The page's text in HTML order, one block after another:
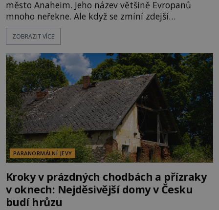
město Anaheim. Jeho název většině Evropanů
mnoho neřekne. Ale když se zmíní zdejší
Disneyland, je hned jasno. Zábavní park vyroste na
poklidném místě bývalého sadu pomerančovníků.
kolem 17 000 000 zábavychtivých lidí ročně. A ač je
velká snaha to utajit, někteří z
ZOBRAZIT VÍCE
PARANORMÁLNÍ JEVY
Kroky v prázdných chodbách a přízraky
v oknech: Nejděsivější domy v Česku
budí hrůzu